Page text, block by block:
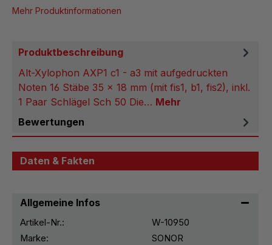
Mehr Produktinformationen
Produktbeschreibung
Alt-Xylophon AXP1 c1 - a3 mit aufgedruckten
Noten 16 Stäbe 35 x 18 mm (mit fis1, b1, fis2), inkl.
1 Paar Schlägel Sch 50 Die… Mehr
Bewertungen
Daten & Fakten
Allgemeine Infos
Artikel-Nr.:
W-10950
Marke:
SONOR